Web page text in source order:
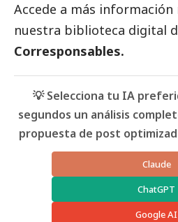
Accede a más información
nuestra biblioteca digital
Corresponsables.
💡 Selecciona tu IA
segundos un análisis
propuesta de post
Claude
ChatGPT
Google AI